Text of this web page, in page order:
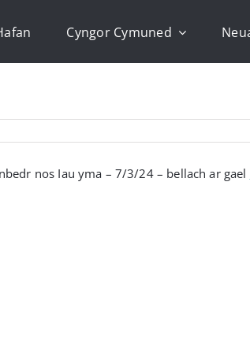
Cyngor Cymuned
nos Iau yma – 7/3/24 – bellach ar gael